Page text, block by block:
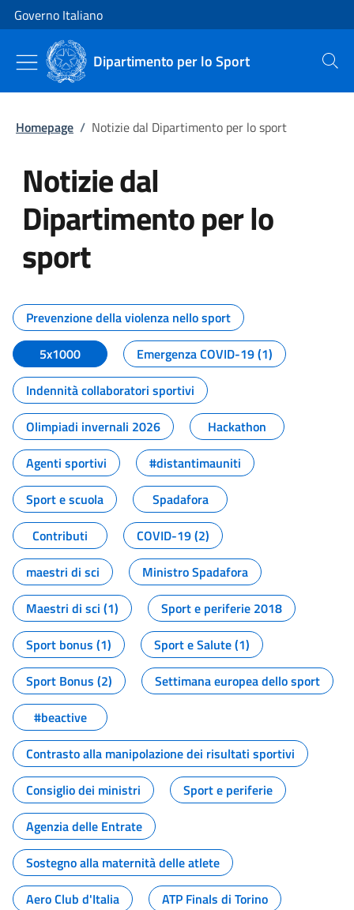
Vai al contenuto
Vai alla navigazione del sito
Governo Italiano
Dipartimento per lo Sport Cerca
Homepage / Notizie dal Dipartimento per lo sport
Notizie dal
Dipartimento per lo
sport
Tutti i contenuti della pagina
Prevenzione della violenza nello sport
5x1000
Emergenza COVID-19 (1)
Indennità collaboratori sportivi
Olimpiadi invernali 2026
Hackathon
Agenti sportivi
#distantimauniti
Sport e scuola
Spadafora
Contributi
COVID-19 (2)
maestri di sci
Ministro Spadafora
Maestri di sci (1)
Sport e periferie 2018
Sport bonus (1)
Sport e Salute (1)
Sport Bonus (2)
Settimana europea dello sport
#beactive
Contrasto alla manipolazione dei risultati sportivi
Consiglio dei ministri
Sport e periferie
Agenzia delle Entrate
Sostegno alla maternità delle atlete
Aero Club d'Italia
ATP Finals di Torino